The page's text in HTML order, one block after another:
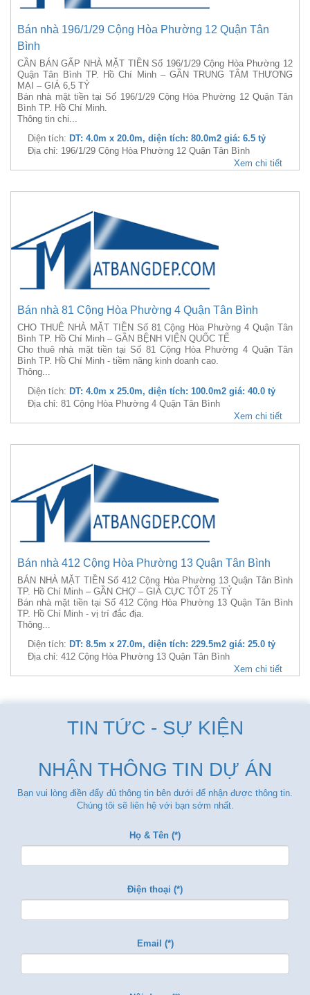
Bán nhà 196/1/29 Cộng Hòa Phường 12 Quận Tân
Bình
CẦN BÁN GẤP NHÀ MẶT TIỀN Số 196/1/29 Cộng Hòa Phường 12
Quận Tân Bình TP. Hồ Chí Minh – GẦN TRUNG TÂM THƯƠNG
MẠI – GIÁ 6,5 TỶ
Bán nhà mặt tiền tại Số 196/1/29 Cộng Hòa Phường 12 Quận Tân
Bình TP. Hồ Chí Minh.
Thông tin chi...
Diện tích: DT: 4.0m x 20.0m, diện tích: 80.0m2 giá: 6.5 tỷ
Địa chỉ: 196/1/29 Cộng Hòa Phường 12 Quận Tân Bình
Xem chi tiết
Bán nhà 81 Cộng Hòa Phường 4 Quận Tân Bình
CHO THUÊ NHÀ MẶT TIỀN Số 81 Cộng Hòa Phường 4 Quận Tân
Bình TP. Hồ Chí Minh – GẦN BỆNH VIỆN QUỐC TẾ
Cho thuê nhà mặt tiền tại Số 81 Cộng Hòa Phường 4 Quận Tân
Bình TP. Hồ Chí Minh - tiềm năng kinh doanh cao.
Thông...
Diện tích: DT: 4.0m x 25.0m, diện tích: 100.0m2 giá: 40.0 tỷ
Địa chỉ: 81 Cộng Hòa Phường 4 Quận Tân Bình
Xem chi tiết
Bán nhà 412 Cộng Hòa Phường 13 Quận Tân Bình
BÁN NHÀ MẶT TIỀN Số 412 Cộng Hòa Phường 13 Quận Tân Bình
TP. Hồ Chí Minh – GẦN CHỢ – GIÁ CỰC TỐT 25 TỶ
Bán nhà mặt tiền tại Số 412 Cộng Hòa Phường 13 Quận Tân Bình
TP. Hồ Chí Minh - vị trí đắc địa.
Thông...
Diện tích: DT: 8.5m x 27.0m, diện tích: 229.5m2 giá: 25.0 tỷ
Địa chỉ: 412 Cộng Hòa Phường 13 Quận Tân Bình
Xem chi tiết
TIN TỨC - SỰ KIỆN
NHẬN THÔNG TIN DỰ ÁN
Bạn vui lòng điền đẩy đủ thông tin bên dưới để nhận được thông tin.
Chúng tôi sẽ liên hệ với bạn sớm nhất.
Họ & Tên (*)
Điện thoại (*)
Email (*)